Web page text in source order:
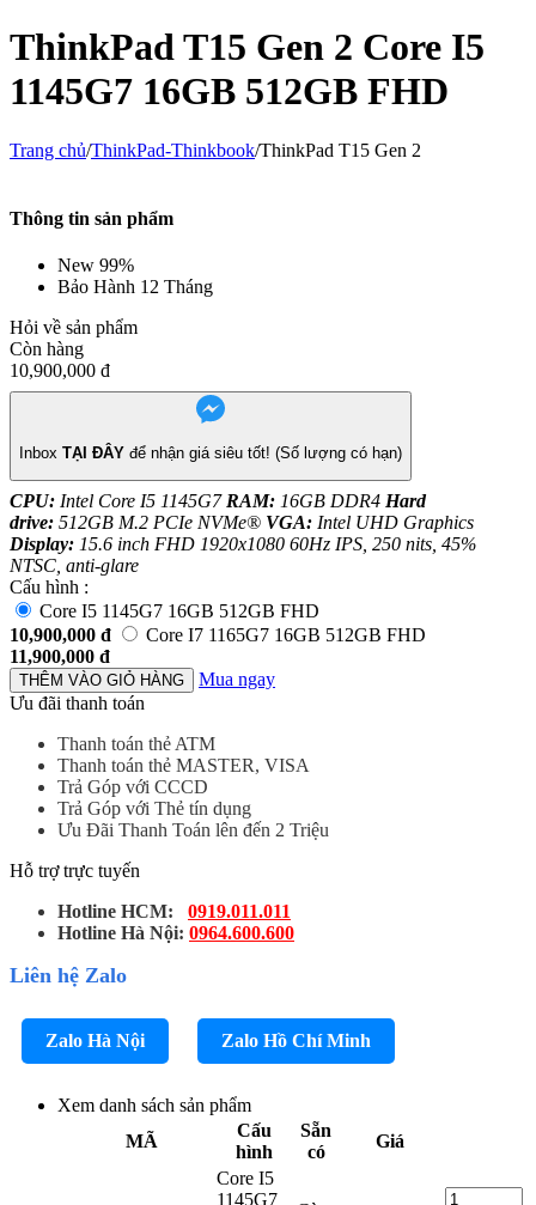
ThinkPad T15 Gen 2 Core I5
1145G7 16GB 512GB FHD
Trang chủ/ThinkPad-Thinkbook/ThinkPad T15 Gen 2
Thông tin sản phẩm
New 99%
Bảo Hành 12 Tháng
Hỏi về sản phẩm
Còn hàng
10,900,000 đ
Inbox TẠI ĐÂY để nhận giá siêu tốt! (Số lượng có hạn)
CPU: Intel Core I5 1145G7 RAM: 16GB DDR4 Hard
drive: 512GB M.2 PCIe NVMe® VGA: Intel UHD Graphics
Display: 15.6 inch FHD 1920x1080 60Hz IPS, 250 nits, 45%
NTSC, anti-glare
Cấu hình :
Core I5 1145G7 16GB 512GB FHD
10,900,000 đ
Core I7 1165G7 16GB 512GB FHD
11,900,000 đ
THÊM VÀO GIỎ HÀNG
Mua ngay
Ưu đãi thanh toán
Thanh toán thẻ ATM
Thanh toán thẻ MASTER, VISA
Trả Góp với CCCD
Trả Góp với Thẻ tín dụng
Ưu Đãi Thanh Toán lên đến 2 Triệu
Hỗ trợ trực tuyến
Hotline HCM: 0919.011.011
Hotline Hà Nội: 0964.600.600
Liên hệ Zalo
Zalo Hà Nội Zalo Hồ Chí Minh
Xem danh sách sản phẩm
MÃ
Cấu
hình
Sẵn
có
Giá
Core I5
1145G7